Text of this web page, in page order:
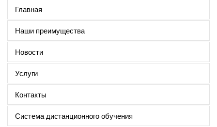
Главная
Наши преимущества
Новости
Услуги
Контакты
Система дистанционного обучения